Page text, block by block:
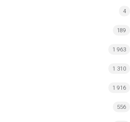
4
189
1 963
1 310
1 916
556